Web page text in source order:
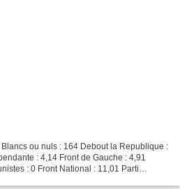
ou nuls : 164 Debout la Republique :
: 4,14 Front de Gauche : 4,91
: 0 Front National : 11,01 Parti